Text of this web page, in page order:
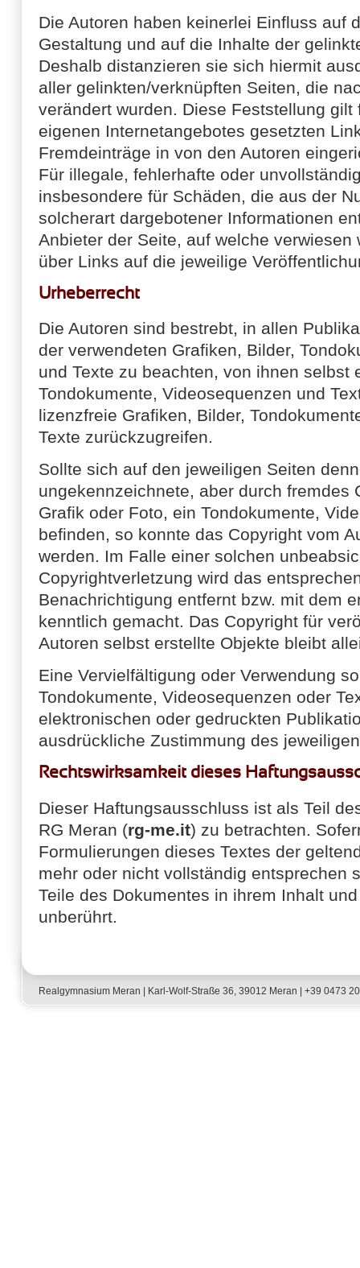
Die Autoren haben keinerlei Einfluss auf
Gestaltung und auf die Inhalte der
Deshalb distanzieren sie sich hiermit
aller gelinkten/verknüpften Seiten, die
verändert wurden. Diese Feststellung
eigenen Internetangebotes gesetzten
Fremdeinträge in von den Autoren
Für illegale, fehlerhafte oder
insbesondere für Schäden, die aus der
solcherart dargebotener Informationen
Anbieter der Seite, auf welche
über Links auf die jeweilige
Urheberrecht
Die Autoren sind bestrebt, in allen
der verwendeten Grafiken, Bilder,
und Texte zu beachten, von ihnen selbst
Tondokumente, Videosequenzen und
lizenzfreie Grafiken, Bilder,
Texte zurückzugreifen.
Sollte sich auf den jeweiligen Seiten
ungekennzeichnete, aber durch fremdes
Grafik oder Foto, ein Tondokumente,
befinden, so konnte das Copyright vom
werden. Im Falle einer solchen
Copyrightverletzung wird das
Benachrichtigung entfernt bzw. mit dem
kenntlich gemacht. Das Copyright für
Autoren selbst erstellte Objekte bleibt
Eine Vervielfältigung oder Verwendung
Tondokumente, Videosequenzen oder
elektronischen oder gedruckten
ausdrückliche Zustimmung des
Rechtswirksamkeit dieses
Dieser Haftungsausschluss ist als Teil
RG Meran (rg-me.it) zu betrachten.
Formulierungen dieses Textes der
mehr oder nicht vollständig entsprechen
Teile des Dokumentes in ihrem Inhalt
unberührt.
Realgymnasium Meran | Karl-Wolf-Straße 36, 39012 Meran | +39 0473